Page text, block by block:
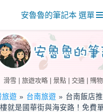
滑雪 | 旅遊攻略 | 景點 | 交通 | 購
安魯魯的筆記本 選單
旅遊 » 台南旅遊 » 台南飯店
就是國華街與海安路！免費